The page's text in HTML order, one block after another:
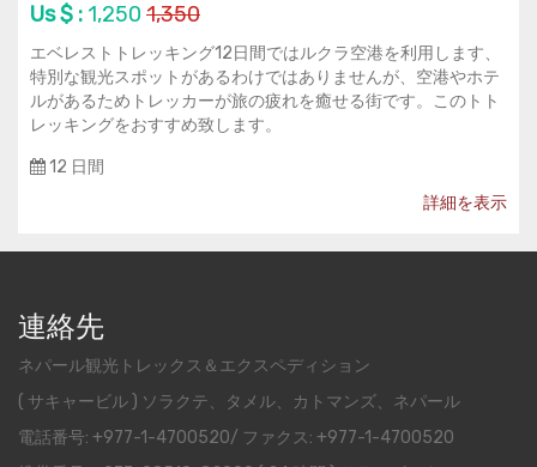
Us $ : 1,250 1,350
エベレストトレッキング12日間ではルクラ空港を利用します、
特別な観光スポットがあるわけではありませんが、空港やホテ
ルがあるためトレッカーが旅の疲れを癒せる街です。このトト
レッキングをおすすめ致します。
12 日間
詳細を表示
連絡先
ネパール観光トレックス＆エクスペディション
( サキャービル ) ソラクテ、タメル、カトマンズ、ネパール
電話番号: +977-1-4700520/ ファクス: +977-1-4700520